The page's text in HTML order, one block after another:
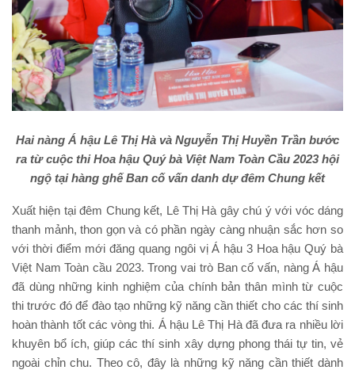
Hai nàng Á hậu Lê Thị Hà và Nguyễn Thị Huyền Trần bước
ra từ cuộc thi Hoa hậu Quý bà Việt Nam Toàn Cầu 2023 hội
ngộ tại hàng ghế Ban cố vấn danh dự đêm Chung kết
Xuất hiện tại đêm Chung kết, Lê Thị Hà gây chú ý với vóc dáng
thanh mảnh, thon gọn và có phần ngày càng nhuận sắc hơn so
với thời điểm mới đăng quang ngôi vị Á hậu 3 Hoa hậu Quý bà
Việt Nam Toàn cầu 2023. Trong vai trò Ban cố vấn, nàng Á hậu
đã dùng những kinh nghiệm của chính bản thân mình từ cuộc
thi trước đó để đào tạo những kỹ năng cần thiết cho các thí sinh
hoàn thành tốt các vòng thi. Á hậu Lê Thị Hà đã đưa ra nhiều lời
khuyên bổ ích, giúp các thí sinh xây dựng phong thái tự tin, vẻ
ngoài chỉn chu. Theo cô, đây là những kỹ năng cần thiết dành